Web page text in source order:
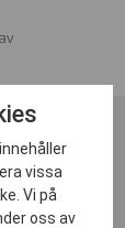
vissa
Vi på
oss av